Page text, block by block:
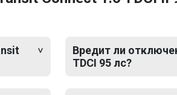
Вредит ли
TDCI 95 лс?